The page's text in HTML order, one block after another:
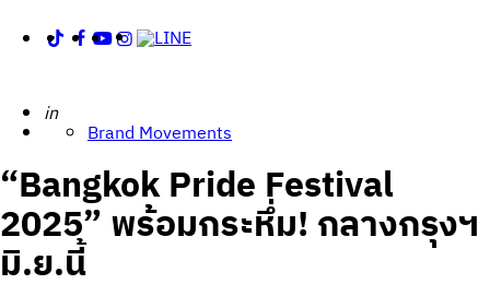
Posted
in
Brand Movements
“Bangkok Pride Festival
2025” พร้อมกระหึ่ม! กลางกรุงฯ
มิ.ย.นี้